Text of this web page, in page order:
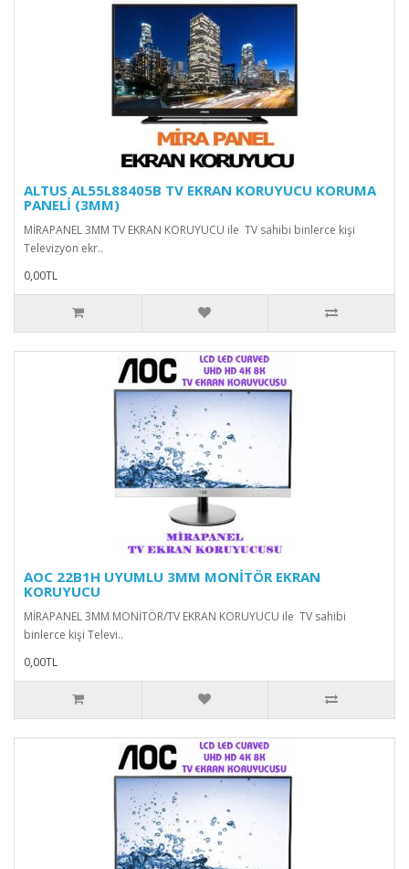
ALTUS AL55L88405B TV EKRAN KORUYUCU KORUMA
PANELİ (3MM)
MİRAPANEL 3MM TV EKRAN KORUYUCU ile TV sahibi binlerce kişi
Televizyon ekr..
0,00TL
AOC 22B1H UYUMLU 3MM MONİTÖR EKRAN
KORUYUCU
MİRAPANEL 3MM MONİTÖR/TV EKRAN KORUYUCU ile TV sahibi
binlerce kişi Televi..
0,00TL